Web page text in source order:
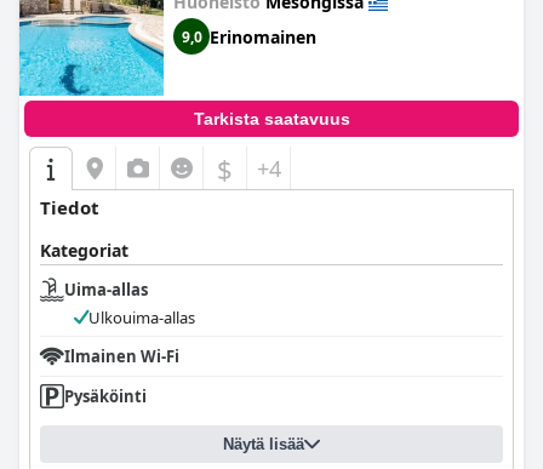
9,0 Erinomainen
Tarkista saatavuus
$ +4
Tiedot
Kategoriat
Uima-allas
Ulkouima-allas
Ilmainen Wi-Fi
Pysäköinti
Näytä lisää